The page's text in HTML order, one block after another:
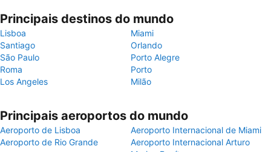
Principais destinos do mundo
Lisboa
Miami
Santiago
Orlando
São Paulo
Porto Alegre
Roma
Porto
Los Angeles
Milão
Principais aeroportos do mundo
Aeroporto de Lisboa
Aeroporto Internacional de Miami
Aeroporto de Rio Grande
Aeroporto Internacional Arturo